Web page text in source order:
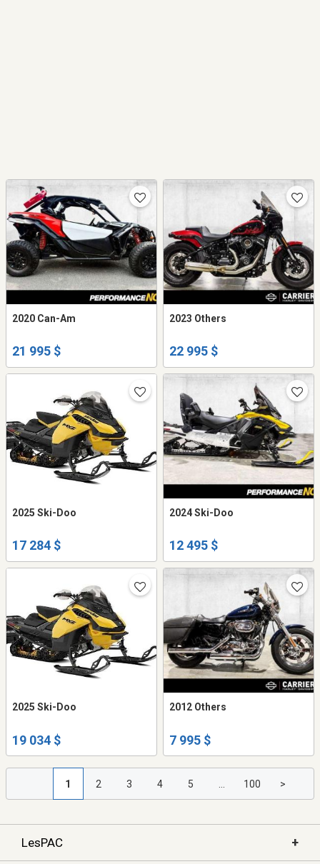
2020 Can-Am
21 995 $
2023 Others
22 995 $
2025 Ski-Doo
17 284 $
2024 Ski-Doo
12 495 $
2025 Ski-Doo
19 034 $
2012 Others
7 995 $
1 2 3 4 5 100 >
LesPAC +